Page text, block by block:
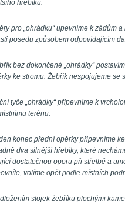
hřebíku.
pro „ohrádku“ upevníme k zádům
posedu způsobem odpovídajícím
bez dokončené „ohrádky“
ke stromu. Žebřík nespojujeme se
tyče „ohrádky“ připevníme k
terénu.
konec přední opěrky připevníme
dva silnější hřebíky, které
dostatečnou oporu při střelbě a
volíme opět podle místních
stojek žebříku plochými